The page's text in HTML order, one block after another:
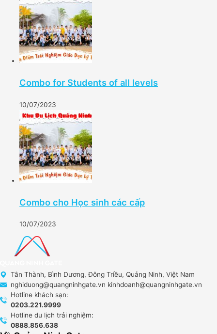
Combo for Students of all levels
10/07/2023
Combo cho Học sinh các cấp
10/07/2023
Tân Thành, Bình Dương, Đông Triều, Quảng Ninh, Việt Nam
nghiduong@quangninhgate.vn kinhdoanh@quangninhgate.vn
Hotline khách sạn:
0203.221.9999
Hotline du lịch trải nghiệm:
0888.856.638